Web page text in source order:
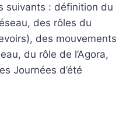
suivants : définition du
des rôles du
des mouvements
du rôle de l’Agora,
Journées d’été